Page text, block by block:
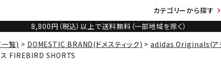
カテゴリーから探す
8,800円（税込）以上で送料無料（一部地域を除く）
覧)
DOMESTIC BRAND(ドメスティック)
adidas Originals(ア
FIREBIRD SHORTS